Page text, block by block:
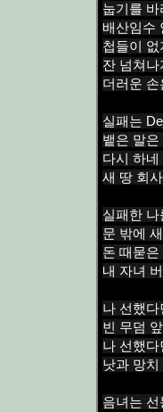
눕기를 바
배산임수
첩들이 없
잔 넘쳐
더러운 손
실패는
뱉은 말
다시 하
새 땅 회
실패한
문 밖에
돈 때묻
내 자녀
나 선했다
빈 무덤
나 선했다
낫과 망치
음녀는 선